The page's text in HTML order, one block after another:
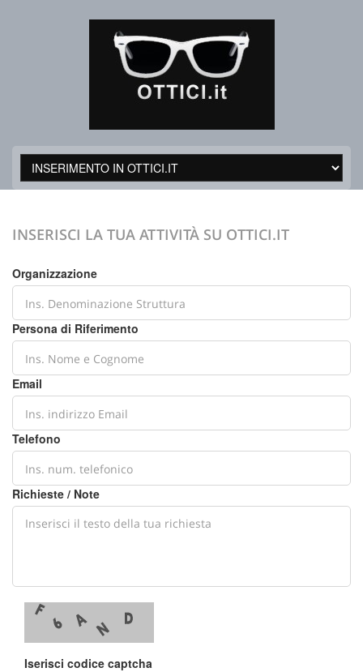
INSERISCI LA TUA ATTIVITÀ SU OTTICI.IT
Organizzazione
Persona di Riferimento
Email
Telefono
Richieste / Note
Iserisci codice captcha